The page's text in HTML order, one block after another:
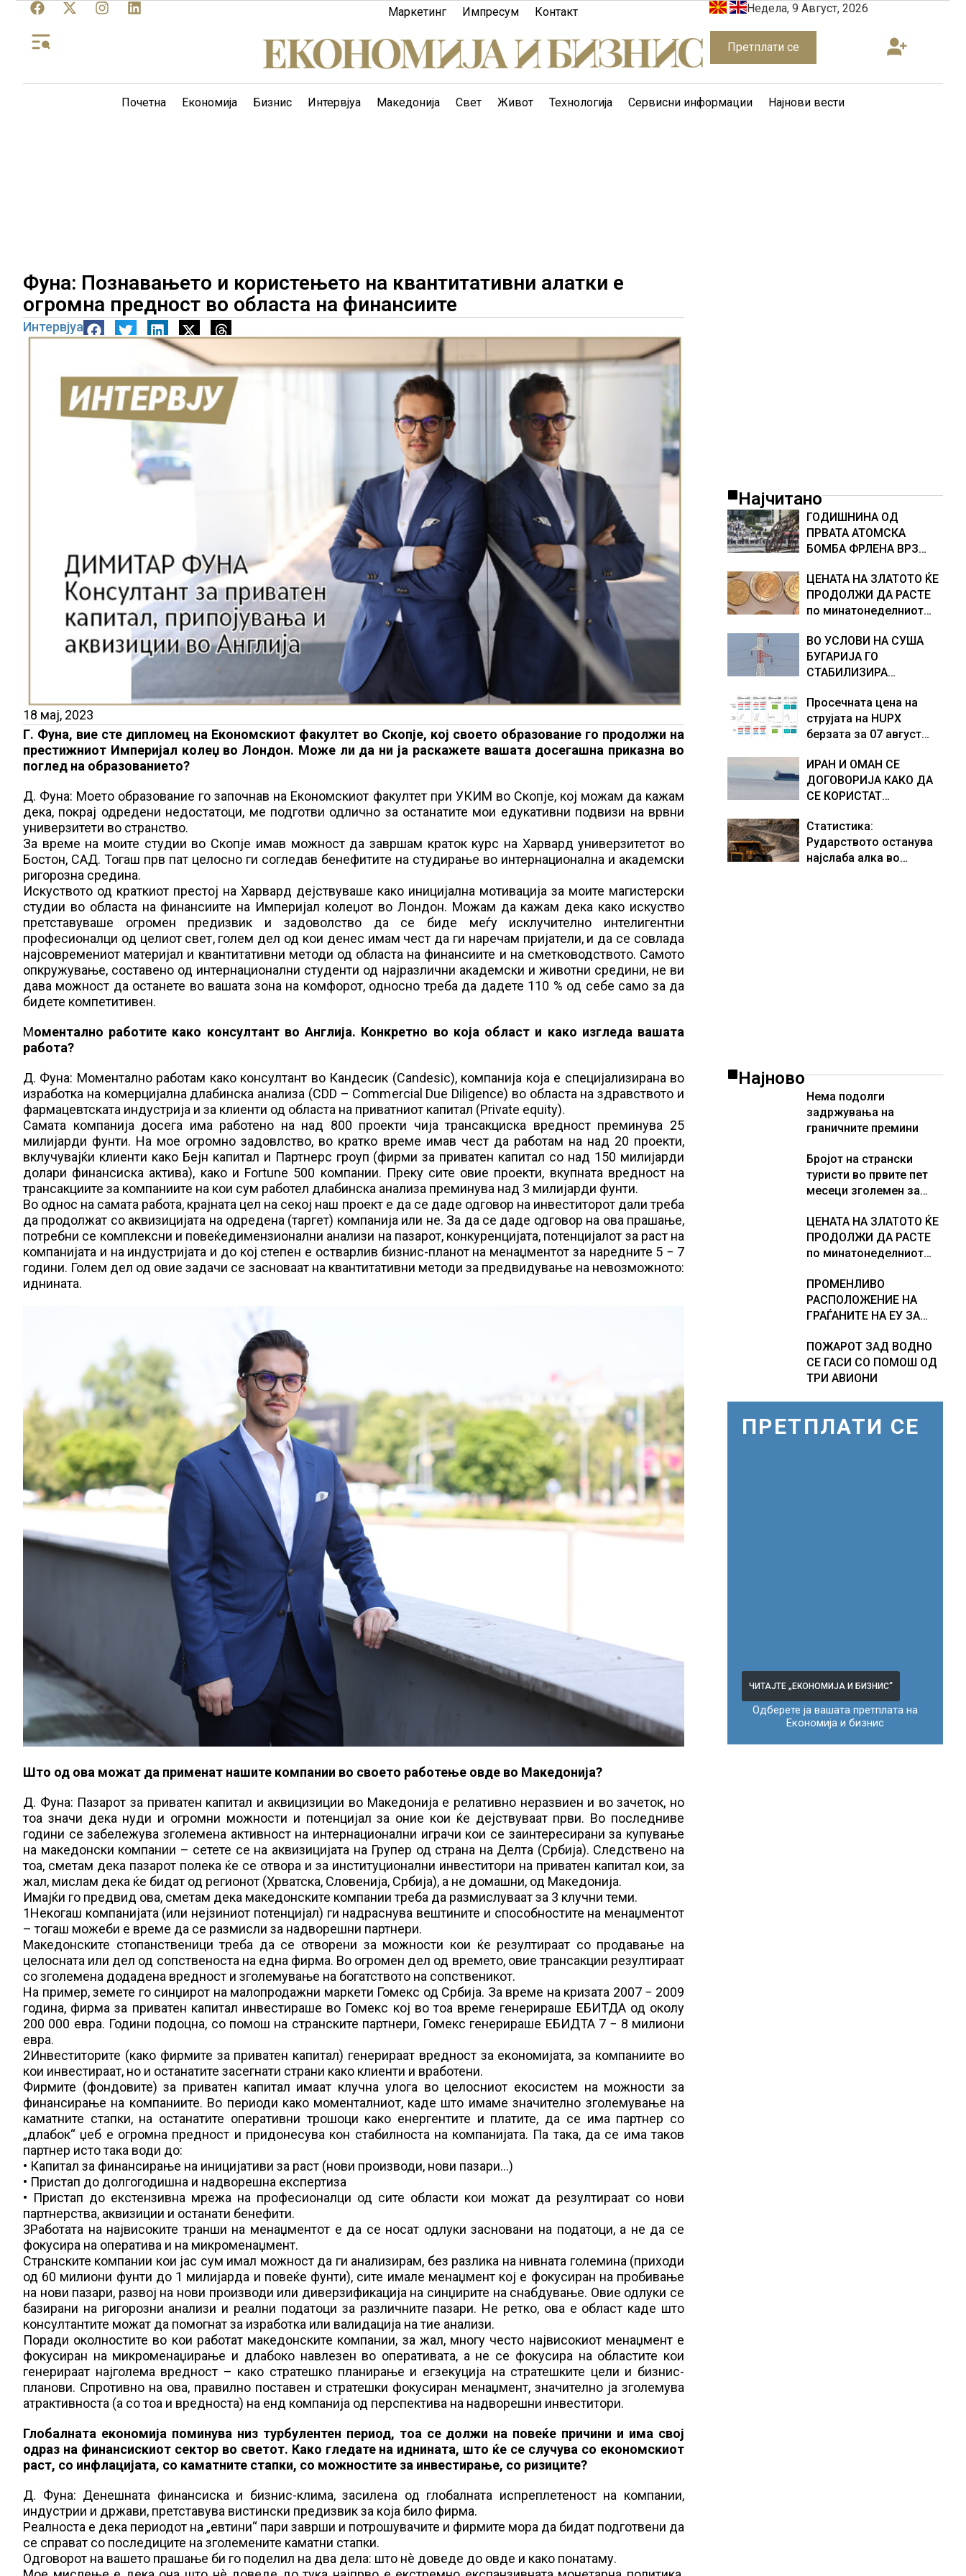
Маркетинг Импресум Контакт Недела, 9 Август, 2026
Претплати се
Почетна Економија Бизнис Интервјуа Македонија Свет Живот Технологија Сервисни информации Најнови вести
Фуна: Познавањето и користењето на квантитативни алатки е
огромна предност во областа на финансиите
Интервјуа
18 мај, 2023
Г. Фуна, вие сте дипломец на Економскиот факултет во Скопје, кој своето образование го продолжи на
престижниот Империјал колеџ во Лондон. Може ли да ни ја раскажете вашата досегашна приказна во
поглед на образованието?
Д. Фуна: Моето образование го започнав на Економскиот факултет при УКИМ во Скопје, кој можам да кажам
дека, покрај одредени недостатоци, ме подготви одлично за останатите мои едукативни подвизи на врвни
универзитети во странство.
За време на моите студии во Скопје имав можност да завршам краток курс на Харвард универзитетот во
Бостон, САД. Тогаш прв пат целосно ги согледав бенефитите на студирање во интернационална и академски
ригорозна средина.
Искуството од краткиот престој на Харвард дејствуваше како иницијална мотивација за моите магистерски
студии во областа на финансиите на Империјал колеџот во Лондон. Можам да кажам дека како искуство
претставуваше огромен предизвик и задоволство да се биде меѓу исклучително интелигентни
професионалци од целиот свет, голем дел од кои денес имам чест да ги наречам пријатели, и да се совлада
најсовремениот материјал и квантитативни методи од областа на финансиите и на сметководството. Самото
опкружување, составено од интернационални студенти од најразлични академски и животни средини, не ви
дава можност да останете во вашата зона на комфорот, односно треба да дадете 110 % од себе само за да
бидете компетитивен.
Моментално работите како консултант во Англија. Конкретно во која област и како изгледа вашата
работа?
Д. Фуна: Моментално работам како консултант во Кандесик (Candesic), компанија која е специјализирана во
изработка на комерцијална длабинска анализа (CDD – Commercial Due Diligence) во областа на здравството и
фармацевтската индустрија и за клиенти од областа на приватниот капитал (Private equity).
Самата компанија досега има работено на над 800 проекти чија трансакциска вредност преминува 25
милијарди фунти. На мое огромно задовлство, во кратко време имав чест да работам на над 20 проекти,
вклучувајќи клиенти како Бејн капитал и Партнерс гроуп (фирми за приватен капитал со над 150 милијарди
долари финансиска актива), како и Fortune 500 компании. Преку сите овие проекти, вкупната вредност на
трансакциите за компаниите на кои сум работел длабинска анализа преминува над 3 милијарди фунти.
Во однос на самата работа, крајната цел на секој наш проект е да се даде одговор на инвеститорот дали треба
да продолжат со аквизицијата на одредена (таргет) компанија или не. За да се даде одговор на ова прашање,
потребни се комплексни и повеќедимензионални анализи на пазарот, конкуренцијата, потенцијалот за раст на
компанијата и на индустријата и до кој степен е остварлив бизнис-планот на менаџментот за наредните 5 − 7
години. Голем дел од овие задачи се засноваат на квантитативни методи за предвидување на невозможното:
иднината.
Што од ова можат да применат нашите компании во своето работење овде во Македонија?
Д. Фуна: Пазарот за приватен капитал и аквицизиции во Македонија е релативно неразвиен и во зачеток, но
тоа значи дека нуди и огромни можности и потенцијал за оние кои ќе дејствуваат први. Во последниве
години се забележува зголемена активност на интернационални играчи кои се заинтересирани за купување
на македонски компании – сетете се на аквизицијата на Групер од страна на Делта (Србија). Следствено на
тоа, сметам дека пазарот полека ќе се отвора и за институционални инвеститори на приватен капитал кои, за
жал, мислам дека ќе бидат од регионот (Хрватска, Словенија, Србија), а не домашни, од Македонија.
Имајќи го предвид ова, сметам дека македонските компании треба да размислуваат за 3 клучни теми.
1Некогаш компанијата (или нејзиниот потенцијал) ги надраснува вештините и способностите на менаџментот
– тогаш можеби е време да се размисли за надворешни партнери.
Македонските стопанственици треба да се отворени за можности кои ќе резултираат со продавање на
целосната или дел од сопственоста на една фирма. Во огромен дел од времето, овие трансакции резултираат
со зголемена додадена вредност и зголемување на богатството на сопственикот.
На пример, земете го синџирот на малопродажни маркети Гомекс од Србија. За време на кризата 2007 − 2009
година, фирма за приватен капитал инвестираше во Гомекс кој во тоа време генерираше ЕБИТДА од околу
200 000 евра. Години подоцна, со помош на странските партнери, Гомекс генерираше ЕБИДТА 7 − 8 милиони
евра.
2Инвеститорите (како фирмите за приватен капитал) генерираат вредност за економијата, за компаниите во
кои инвестираат, но и останатите засегнати страни како клиенти и вработени.
Фирмите (фондовите) за приватен капитал имаат клучна улога во целосниот екосистем на можности за
финансирање на компаниите. Во периоди како моменталниот, каде што имаме значително зголемување на
каматните стапки, на останатите оперативни трошоци како енергентите и платите, да се има партнер со
„длабок“ џеб е огромна предност и придонесува кон стабилноста на компанијата. Па така, да се има таков
партнер исто така води до:
• Капитал за финансирање на иницијативи за раст (нови производи, нови пазари…)
• Пристап до долгогодишна и надворешна експертиза
• Пристап до екстензивна мрежа на професионалци од сите области кои можат да резултираат со нови
партнерства, аквизиции и останати бенефити.
3Работата на највисоките транши на менаџментот е да се носат одлуки засновани на податоци, а не да се
фокусира на оператива и на микроменаџмент.
Странските компании кои јас сум имал можност да ги анализирам, без разлика на нивната големина (приходи
од 60 милиони фунти до 1 милијарда и повеќе фунти), сите имале менаџмент кој е фокусиран на пробивање
на нови пазари, развој на нови производи или диверзификација на синџирите на снабдување. Овие одлуки се
базирани на ригорозни анализи и реални податоци за различните пазари. Не ретко, ова е област каде што
консултантите можат да помогнат за изработка или валидација на тие анализи.
Поради околностите во кои работат македонските компании, за жал, многу често највисокиот менаџмент е
фокусиран на микроменаџирање и длабоко навлезен во оперативата, а не се фокусира на областите кои
генерираат најголема вредност – како стратешко планирање и егзекуција на стратешките цели и бизнис-
планови. Спротивно на ова, правилно поставен и стратешки фокусиран менаџмент, значително ја зголемува
атрактивноста (а со тоа и вредноста) на енд компанија од перспектива на надворешни инвеститори.
Глобалната економија поминува низ турбулентен период, тоа се должи на повеќе причини и има свој
одраз на финансискиот сектор во светот. Како гледате на иднината, што ќе се случува со економскиот
раст, со инфлацијата, со каматните стапки, со можностите за инвестирање, со ризиците?
Д. Фуна: Денешната финансиска и бизнис-клима, засилена од глобалната испреплетеност на компании,
индустрии и држави, претставува вистински предизвик за која било фирма.
Реалноста е дека периодот на „евтини“ пари заврши и потрошувачите и фирмите мора да бидат подготвени да
се справат со последиците на зголемените каматни стапки.
Одговорот на вашето прашање би го поделил на два дела: што нè доведе до овде и како понатаму.
Најчитано
ГОДИШНИНА ОД
ПРВАТА АТОМСКА
БОМБА ФРЛЕНА ВРЗ
ШТО НАПРАВИВМЕ“,
како дел од екипажот
во авионот „Енола Геј“ и
бомбардирањето го
доживуваа овој настан
што го промени текот
ЦЕНАТА НА ЗЛАТОТО ЌЕ
ПРОДОЛЖИ ДА РАСТЕ
по минатонеделниот
благородниот метал
ВО УСЛОВИ НА СУША
БУГАРИЈА ГО
СТАБИЛИЗИРА
ЕНЕРГЕТСКИ СИСТЕМ,
како Бугарија стана
балкански шампион во
од батерии
Просечната цена на
струјата на HUPX
берзата за 07 август
евра за мегават час, на
МЕМО 153,56 евра за
мегават час
ИРАН И ОМАН СЕ
ДОГОВОРИЈА КАКО ДА
СЕ КОРИСТАТ
КОРИДОРИ ЗА
БРОДОВИТЕ НИЗ
ОРМУСКАТА ТЕСНИНА
Статистика:
Рударството останува
најслаба алка во
Најново
Нема подолги
задржувања на
граничните премини
Бројот на странски
туристи во првите пет
месеци зголемен за
позиционира како
атрактивна туристичка
дестинација
ЦЕНАТА НА ЗЛАТОТО ЌЕ
ПРОДОЛЖИ ДА РАСТЕ
по минатонеделниот
благородниот метал
ПРОМЕНЛИВО
РАСПОЛОЖЕНИЕ НА
ГРАЃАНИТЕ НА ЕУ ЗА
УКРАИНА, изненадува
каква е поддршката од
Полска, Франција и
ПОЖАРОТ ЗАД ВОДНО
СЕ ГАСИ СО ПОМОШ ОД
ТРИ АВИОНИ
ПРЕТПЛАТИ СЕ
ЧИТАЈТЕ „ЕКОНОМИЈА И БИЗНИС“
Одберете ја вашата претплата на
Економија и бизнис